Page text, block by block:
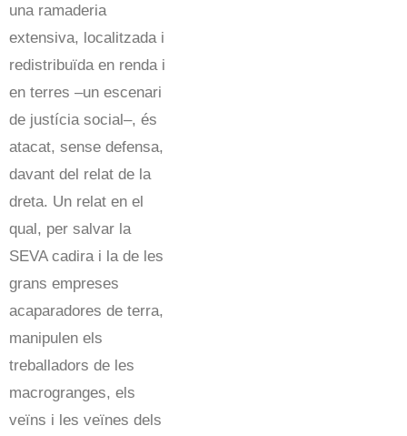
una ramaderia
extensiva, localitzada i
redistribuïda en renda i
en terres –un escenari
de justícia social–, és
atacat, sense defensa,
davant del relat de la
dreta. Un relat en el
qual, per salvar la
SEVA cadira i la de les
grans empreses
acaparadores de terra,
manipulen els
treballadors de les
macrogranges, els
veïns i les veïnes dels